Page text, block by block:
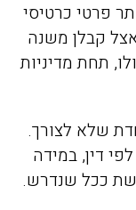
פרטי כרטיסי
קבלן משנה
תחת מדיניות
שלא לצורך.
דין, במידה
ככל שנדרש.